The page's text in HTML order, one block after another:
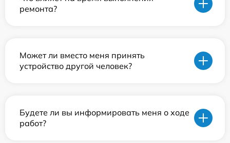
ремонта?
Может ли вместо меня принять
устройство другой человек?
Будете ли вы информировать меня о ходе
работ?